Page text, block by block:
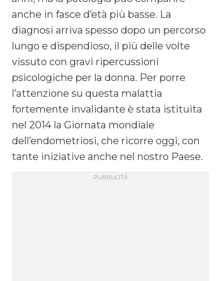
anche in fasce d’età più basse. La
diagnosi arriva spesso dopo un percorso
lungo e dispendioso, il più delle volte
vissuto con gravi ripercussioni
psicologiche per la donna. Per porre
l’attenzione su questa malattia
fortemente invalidante è stata istituita
nel 2014 la Giornata mondiale
dell’endometriosi, che ricorre oggi, con
tante iniziative anche nel nostro Paese.